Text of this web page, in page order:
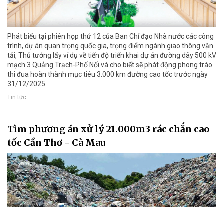
Phát biểu tại phiên họp thứ 12 của Ban Chỉ đạo Nhà nước các công
trình, dự án quan trọng quốc gia, trọng điểm ngành giao thông vận
tải, Thủ tướng lấy ví dụ về tiến độ triển khai dự án đường dây 500 kV
mạch 3 Quảng Trạch-Phố Nối và cho biết sẽ phát động phong trào
thi đua hoàn thành mục tiêu 3.000 km đường cao tốc trước ngày
31/12/2025.
Tin tức
Tìm phương án xử lý 21.000m3 rác chắn cao
tốc Cần Thơ - Cà Mau